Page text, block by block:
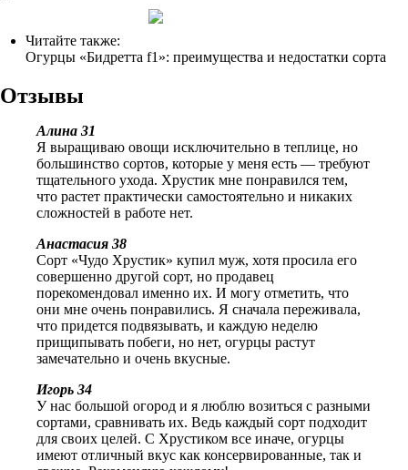
Читайте также:
Огурцы «Бидретта f1»: преимущества и недостатки сорта
Отзывы
Алина 31
Я выращиваю овощи исключительно в теплице, но
большинство сортов, которые у меня есть — требуют
тщательного ухода. Хрустик мне понравился тем,
что растет практически самостоятельно и никаких
сложностей в работе нет.
Анастасия 38
Сорт «Чудо Хрустик» купил муж, хотя просила его
совершенно другой сорт, но продавец
порекомендовал именно их. И могу отметить, что
они мне очень понравились. Я сначала переживала,
что придется подвязывать, и каждую неделю
прищипывать побеги, но нет, огурцы растут
замечательно и очень вкусные.
Игорь 34
У нас большой огород и я люблю возиться с разными
сортами, сравнивать их. Ведь каждый сорт подходит
для своих целей. С Хрустиком все иначе, огурцы
имеют отличный вкус как консервированные, так и